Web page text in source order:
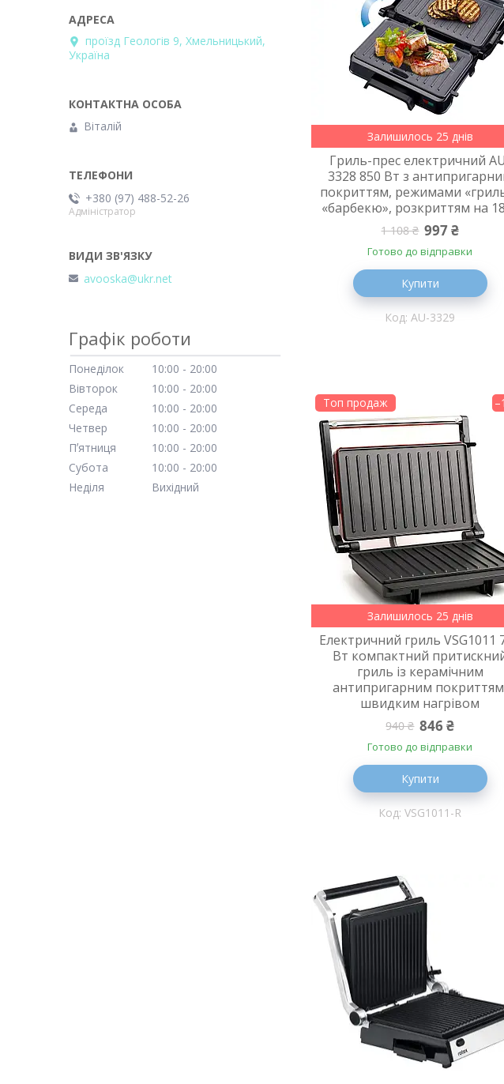
Залишилось 25 днів
Гриль-прес електричний
3328 850 Вт з
покриттям, режимами
«барбекю», розкриттям на
1 108 ₴ 997 ₴
Готово до відправки
Купити
AU-3329
Топ продаж
Залишилось 25 днів
Електричний гриль VSG1011
Вт компактний
гриль із керамічним
антипригарним
швидким нагрівом
940 ₴ 846 ₴
Готово до відправки
Купити
VSG1011-R
проїзд Геологів 9, Хмельницький,
Україна
Віталій
+380 (97) 488-52-26
Адміністратор
avooska@ukr.net
Графік роботи
Понеділок 10:00
20:00
Вівторок
10:00
20:00
Середа
10:00
20:00
Четвер
10:00
20:00
Пʼятниця
10:00
20:00
Субота
10:00
20:00
Неділя
Вихідний